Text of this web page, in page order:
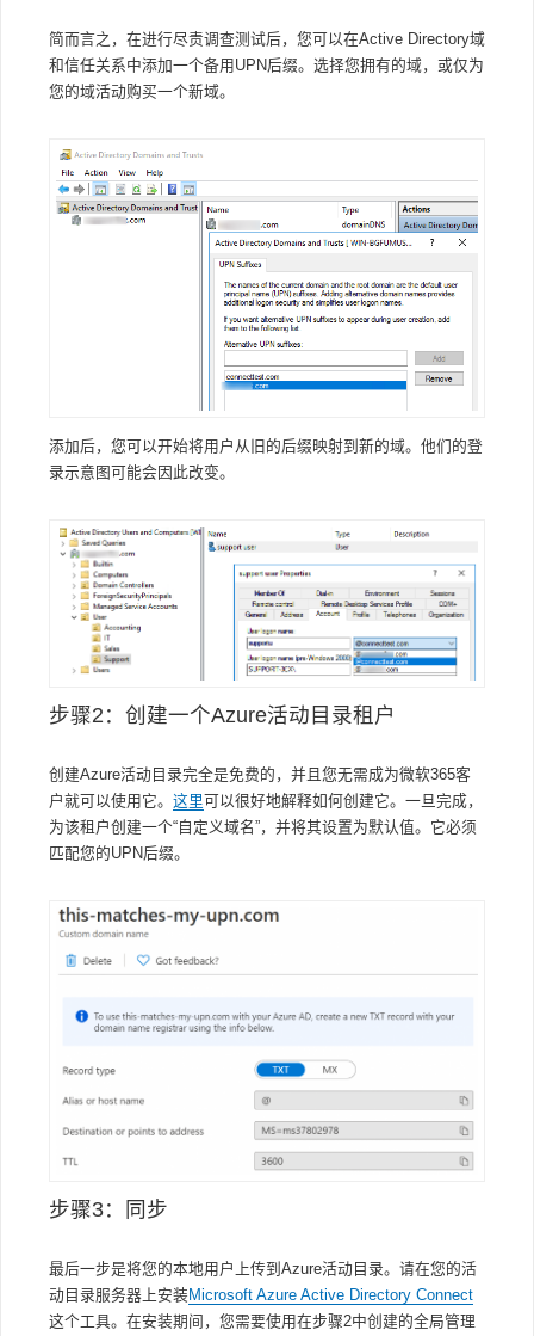
简而言之，在进行尽责调查测试后，您可以在Active Directory域
和信任关系中添加一个备用UPN后缀。选择您拥有的域，或仅为
您的域活动购买一个新域。
添加后，您可以开始将用户从旧的后缀映射到新的域。他们的登
录示意图可能会因此改变。
步骤2：创建一个Azure活动目录租户
创建Azure活动目录完全是免费的，并且您无需成为微软365客
户就可以使用它。 这里可以很好地解释如何创建它。一旦完成，
为该租户创建一个“自定义域名”，并将其设置为默认值。它必须
匹配您的UPN后缀。
步骤3：同步
最后一步是将您的本地用户上传到Azure活动目录。请在您的活
动目录服务器上安装 Microsoft Azure Active Directory Connect
这个工具。在安装期间，您需要使用在步骤2中创建的全局管理